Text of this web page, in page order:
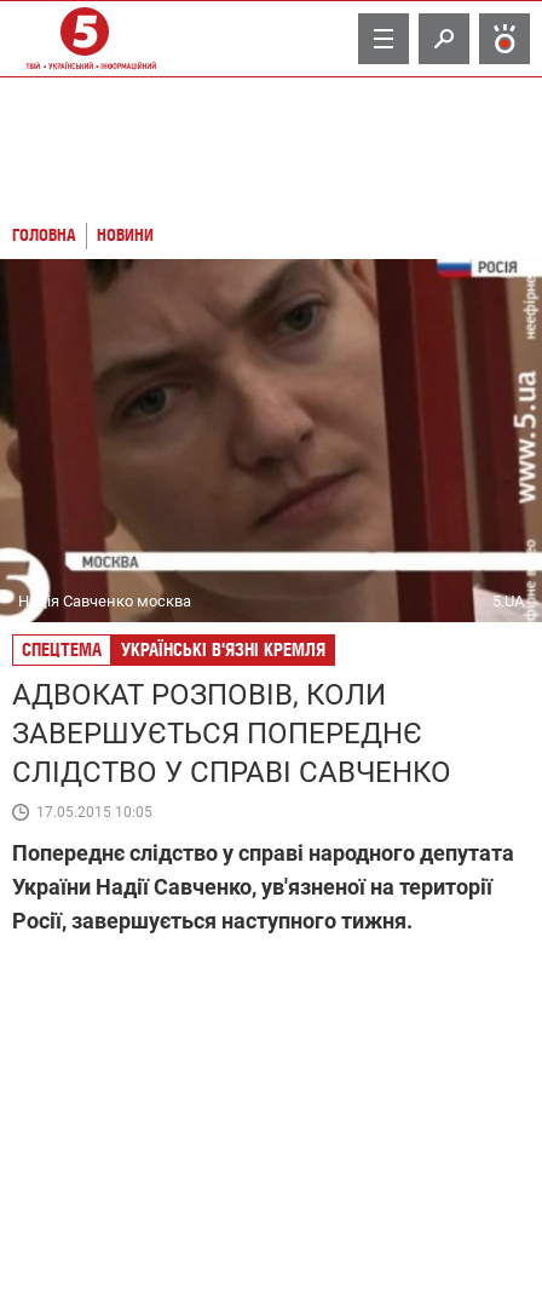
TV
ГОЛОВНА НОВИНИ
Надія Савченко москва 5.UA
СПЕЦТЕМА УКРАЇНСЬКІ В'ЯЗНІ КРЕМЛЯ
АДВОКАТ РОЗПОВІВ, КОЛИ
ЗАВЕРШУЄТЬСЯ ПОПЕРЕДНЄ
СЛІДСТВО У СПРАВІ САВЧЕНКО
17.05.2015 10:05
Попереднє слідство у справі народного депутата
України Надії Савченко, ув'язненої на території
Росії, завершується наступного тижня.